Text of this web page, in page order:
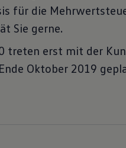
für die
Sie gerne.
treten erst mit der
Oktober 2019